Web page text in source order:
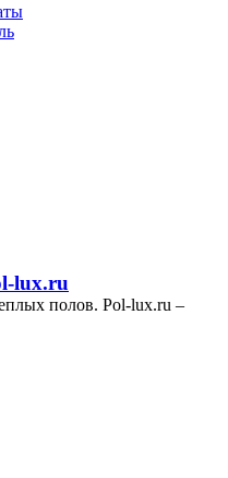
lux.ru
полов. Pol-lux.ru –